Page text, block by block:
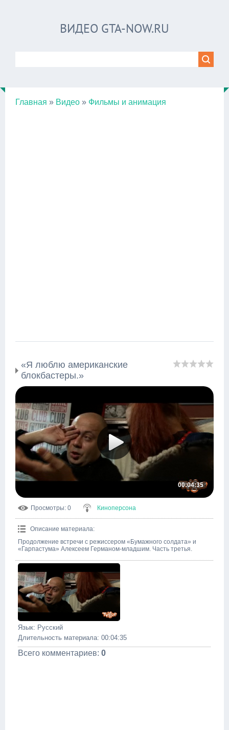
ВИДЕО GTA-NOW.RU
Главная » Видео » Фильмы и анимация
«Я люблю американские
блокбастеры.»
00:04:35
Просмотры: 0 Киноперсона
Описание материала:
Продолжение встречи с режиссером «Бумажного солдата» и
«Гарпастума» Алексеем Германом-младшим. Часть третья.
Язык: Русский
Длительность материала: 00:04:35
Всего комментариев: 0